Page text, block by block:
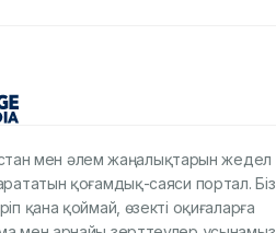
мен әлем жаңалықтарын жедел
қоғамдық-саяси портал. Біз
қана қоймай, өзекті оқиғаларға